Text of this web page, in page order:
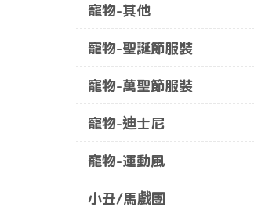
寵物-其他
寵物-聖誕節服裝
寵物-萬聖節服裝
寵物-迪士尼
寵物-運動風
小丑/馬戲團